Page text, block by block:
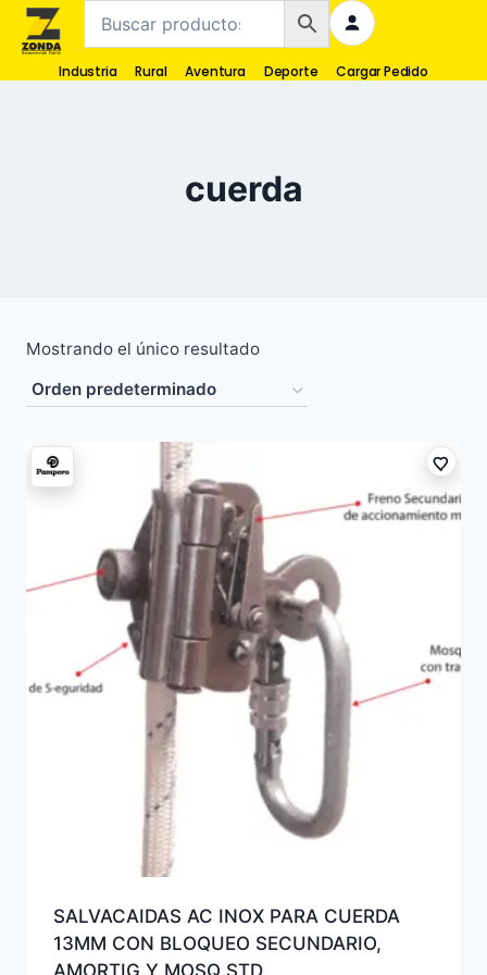
Industria Rural Aventura Deporte Cargar Pedido
cuerda
Mostrando el único resultado
SALVACAIDAS AC INOX PARA CUERDA
13MM CON BLOQUEO SECUNDARIO,
AMORTIG Y MOSQ STD